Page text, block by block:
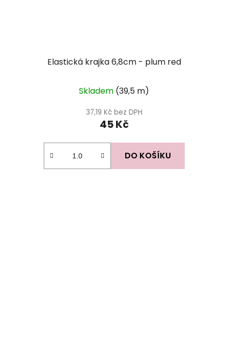
Elastická krajka 6,8cm - plum red
Skladem (39,5 m)
37,19 Kč bez DPH
45 Kč
DO KOŠÍKU